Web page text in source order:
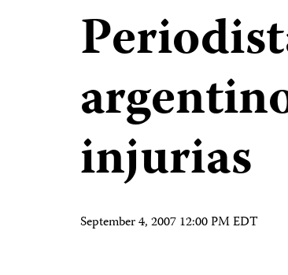
injurias
September 4, 2007 12:00 PM EDT